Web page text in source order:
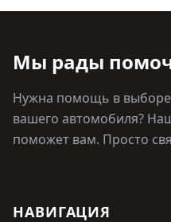
Мы рады
Нужна помощь в выборе
вашего автомобиля?
поможет вам. Просто
НАВИГАЦИЯ